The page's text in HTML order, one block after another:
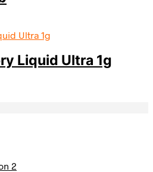
Liquid Ultra 1g
2